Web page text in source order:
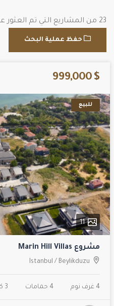
23 من المشاريع التي تم العثور عليها
حفظ عملية البحث
$ 999,000
للبيع
11
مشروع Marin Hill Villas
Istanbul / Beylikduzu
4 غرف نوم 4 حمامات 3 كراجات